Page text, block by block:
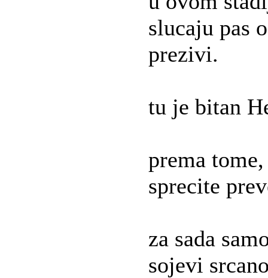
slucaju pas
prezivi.
tu je bitan
prema
sprecite
za sada
sojevi